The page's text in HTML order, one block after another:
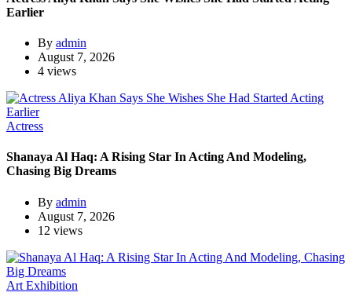
Earlier
By admin
August 7, 2026
4 views
Actress
Shanaya Al Haq: A Rising Star In Acting And Modeling,
Chasing Big Dreams
By admin
August 7, 2026
12 views
Art Exhibition